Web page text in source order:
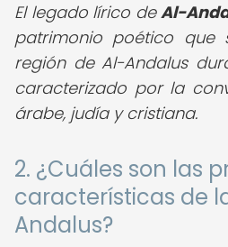
El legado lírico deAl-
patrimonio poético que
región de Al-Andalus
caracterizado por la
árabe, judía y cristiana.
2. ¿Cuáles son las
características de
Andalus?